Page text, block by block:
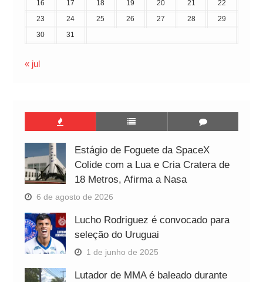
16
17 18 19 20 21
22
23
24 25 26 27 28
29
30
31
« jul
Estágio de Foguete da SpaceX
Colide com a Lua e Cria Cratera de
18 Metros, Afirma a Nasa
6 de agosto de 2026
Lucho Rodriguez é convocado para
seleção do Uruguai
1 de junho de 2025
Lutador de MMA é baleado durante